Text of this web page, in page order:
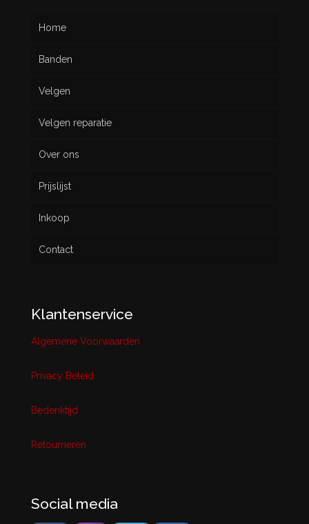
Home
Banden
Nieuw
Gebruikt
Velgen
Velgen reparatie
Over ons
Prijslijst
Inkoop
Contact
Klantenservice
Algemene Voorwaarden
Privacy Beleid
Bedenktijd
Retourneren
Social media